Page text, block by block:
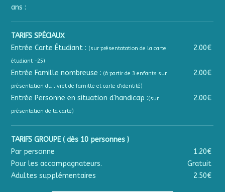
ans :
TARIFS SPÉCIAUX
Entrée Carte Étudiant : (sur présentatation de la carte
étudiant -25)
2.00€
Entrée Famille nombreuse : (à partir de 3 enfants sur
présentation du livret de famille et carte d'identité)
2.00€
Entrée Personne en situation d'handicap :(sur
présentation de la carte)
2.00€
TARIFS GROUPE ( dès 10 personnes )
Par personne
1.20€
Pour les accompagnateurs.
Gratuit
Adultes supplémentaires
2.50€